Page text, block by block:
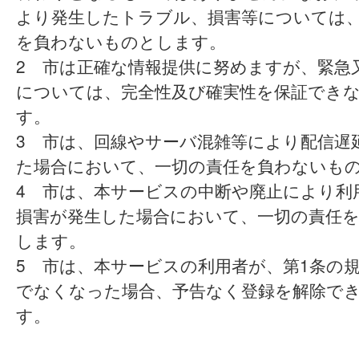
より発生したトラブル、損害等については
を負わないものとします。
2 市は正確な情報提供に努めますが、緊急
については、完全性及び確実性を保証でき
す。
3 市は、回線やサーバ混雑等により配信遅
た場合において、一切の責任を負わないも
4 市は、本サービスの中断や廃止により利
損害が発生した場合において、一切の責任
します。
5 市は、本サービスの利用者が、第1条の
でなくなった場合、予告なく登録を解除で
す。